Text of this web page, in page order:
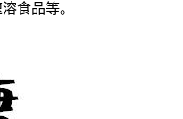
食品等。